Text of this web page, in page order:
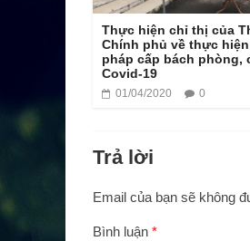
Thực hiện chỉ thị của
Chính phủ về thực
pháp cấp bách phòng,
Covid-19
01/04/2020 0
Trả lời
Email của bạn sẽ không
Bình luận *